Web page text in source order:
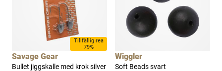
Tillfällig rea
79%
Savage Gear
Bullet jiggskalle med krok silver
Wiggler
Soft Beads svart